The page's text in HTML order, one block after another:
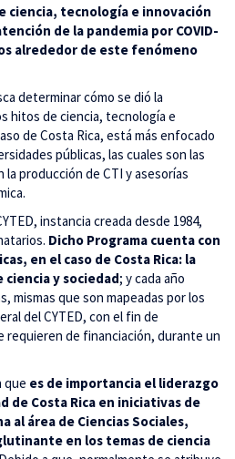
ciencia, tecnología e innovación
de la pandemia por COVID-
alrededor de este fenómeno
determinar cómo se dió la
hitos de ciencia, tecnología e
de Costa Rica, está más enfocado
públicas, las cuales son las
producción de CTI y asesorías
instancia creada desde 1984,
Dicho Programa cuenta con
en el caso de Costa Rica: la
ciencia y sociedad; y cada año
mismas que son mapeadas por los
del CYTED, con el fin de
requieren de financiación, durante un
que es de importancia el liderazgo
de Costa Rica en iniciativas de
al área de Ciencias Sociales,
en los temas de ciencia